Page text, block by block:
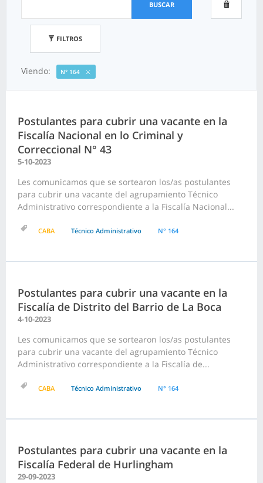
BUSCAR
FILTROS
Viendo: N° 164
Postulantes para cubrir una vacante en la
Fiscalía Nacional en lo Criminal y
Correccional N° 43
5-10-2023
Les comunicamos que se sortearon los/as postulantes
para cubrir una vacante del agrupamiento Técnico
Administrativo correspondiente a la Fiscalía Nacional...
CABA Técnico Administrativo N° 164
Postulantes para cubrir una vacante en la
Fiscalía de Distrito del Barrio de La Boca
4-10-2023
Les comunicamos que se sortearon los/as postulantes
para cubrir una vacante del agrupamiento Técnico
Administrativo correspondiente a la Fiscalía de...
CABA Técnico Administrativo N° 164
Postulantes para cubrir una vacante en la
Fiscalía Federal de Hurlingham
29-09-2023